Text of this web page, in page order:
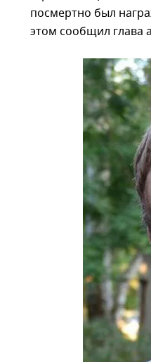
посмертно был
этом сообщил глава